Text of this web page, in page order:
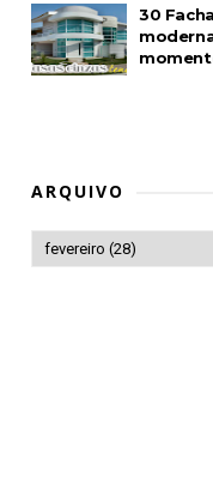
30
ARQUIVO